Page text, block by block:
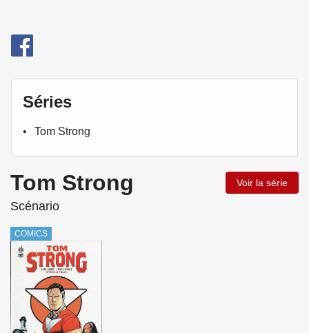
Séries
Tom Strong
Tom Strong Voir la série
Scénario
COMICS